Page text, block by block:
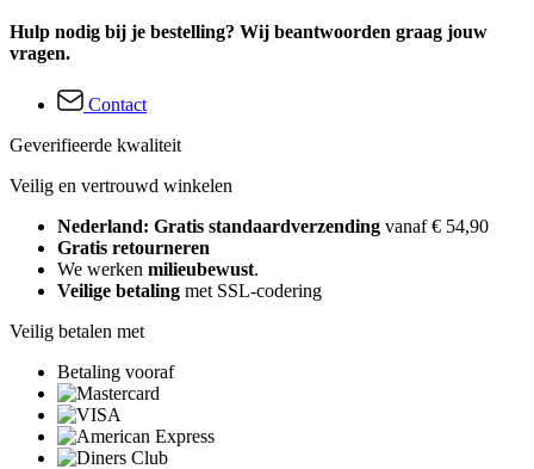
Hulp nodig bij je bestelling? Wij beantwoorden graag jouw
vragen.
Contact
Geverifieerde kwaliteit
Veilig en vertrouwd winkelen
Nederland: Gratis standaardverzending vanaf € 54,90
Gratis retourneren
We werken milieubewust.
Veilige betaling met SSL-codering
Veilig betalen met
Betaling vooraf